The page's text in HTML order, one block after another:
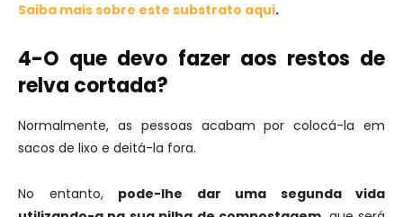
Saiba mais sobre este substrato aqui.
4-O que devo fazer aos restos de
relva cortada?
Normalmente, as pessoas acabam por colocá-la em
sacos de lixo e deitá-la fora.
No entanto, pode-lhe dar uma segunda vida